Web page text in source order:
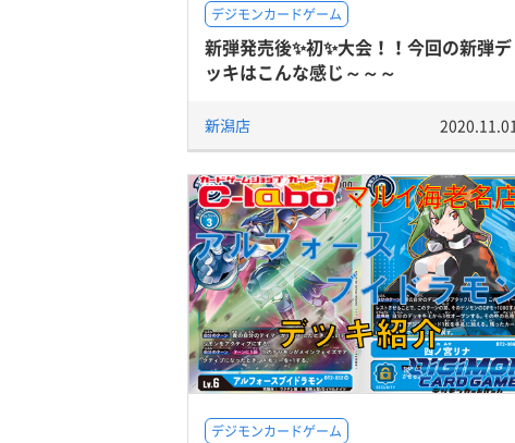
デジモンカードゲーム
新弾発売後✨初✨大会！！今回の新弾デ
ッキはこんな感じ～～～
新潟店
デジモンカードゲーム